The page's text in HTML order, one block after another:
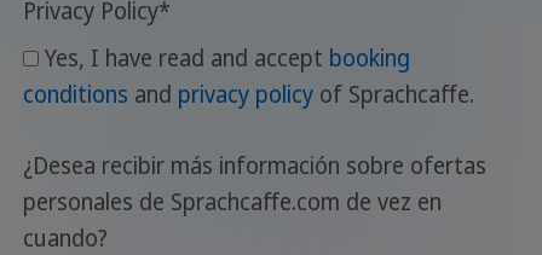
Privacy Policy*
Yes, I have read and accept booking
conditions and privacy policy of Sprachcaffe.
¿Desea recibir más información sobre ofertas
personales de Sprachcaffe.com de vez en
cuando?